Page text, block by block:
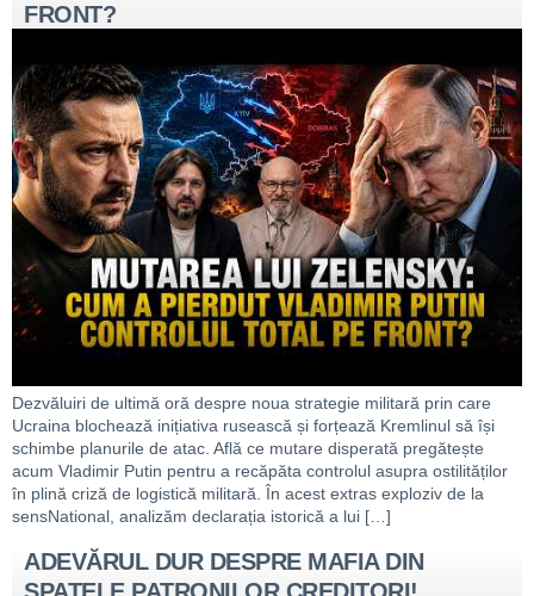
FRONT?
Dezvăluiri de ultimă oră despre noua strategie militară prin care
Ucraina blochează inițiativa rusească și forțează Kremlinul să își
schimbe planurile de atac. Află ce mutare disperată pregătește
acum Vladimir Putin pentru a recăpăta controlul asupra ostilităților
în plină criză de logistică militară. În acest extras exploziv de la
sensNational, analizăm declarația istorică a lui […]
ADEVĂRUL DUR DESPRE MAFIA DIN